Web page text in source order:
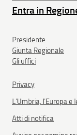
Entra in
Presidente
Giunta Regionale
Gli uffici
Privacy
L'Umbria, l'Europa e
Atti di notifica